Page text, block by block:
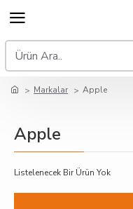
Markalar Apple
Apple
Listelenecek Bir Ürün Yok